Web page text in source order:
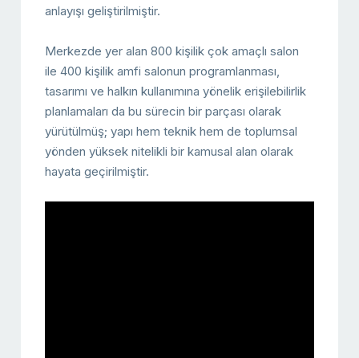
anlayışı geliştirilmiştir.
Merkezde yer alan 800 kişilik çok amaçlı salon
ile 400 kişilik amfi salonun programlanması,
tasarımı ve halkın kullanımına yönelik erişilebilirlik
planlamaları da bu sürecin bir parçası olarak
yürütülmüş; yapı hem teknik hem de toplumsal
yönden yüksek nitelikli bir kamusal alan olarak
hayata geçirilmiştir.